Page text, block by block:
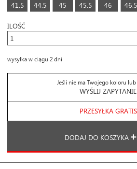
41.5
44.5 45 45.5 46 46.5
ILOŚĆ
wysyłka w ciągu 2 dni
Jeśli nie ma Twojego koloru
WYŚLIJ ZAPYTANIE
PRZESYŁKA GRATIS
DODAJ DO KOSZYKA